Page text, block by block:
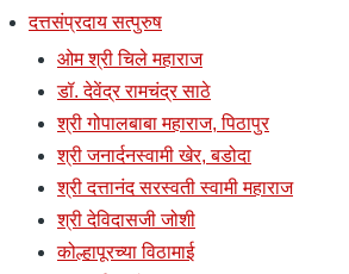
दत्तसंप्रदाय सत्पुरुष
ओम श्री चिले महाराज
डॉ. देवेंद्र रामचंद्र साठे
श्री गोपालबाबा महाराज, पिठापुर
श्री जनार्दनस्वामी खेर, बडोदा
श्री दत्तानंद सरस्वती स्वामी महाराज
श्री देविदासजी जोशी
कोल्हापूरच्या विठामाई